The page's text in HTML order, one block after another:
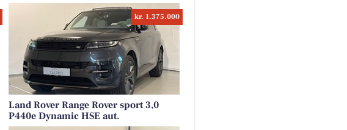
kr. 1.375.000
Land Rover Range Rover sport 3,0
P440e Dynamic HSE aut.